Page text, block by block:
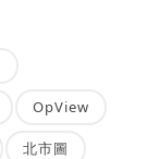
OpView
北市圖